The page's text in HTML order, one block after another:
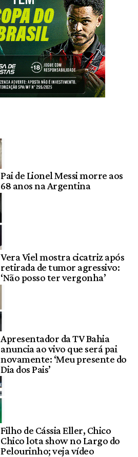
Pai de Lionel Messi morre aos
68 anos na Argentina
Vera Viel mostra cicatriz após
retirada de tumor agressivo:
‘Não posso ter vergonha’
Apresentador da TV Bahia
anuncia ao vivo que será pai
novamente: ‘Meu presente do
Dia dos Pais’
Filho de Cássia Eller, Chico
Chico lota show no Largo do
Pelourinho; veja vídeo